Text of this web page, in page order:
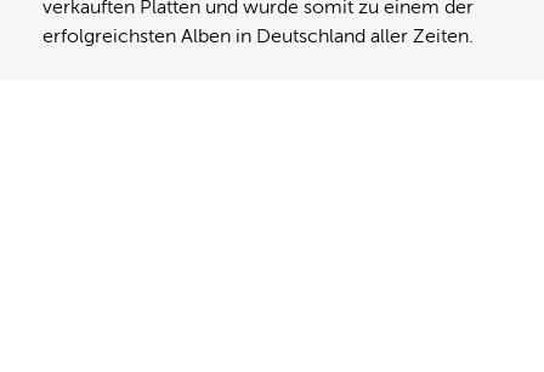
verkauften Platten und wurde somit zu einem der
erfolgreichsten Alben in Deutschland aller Zeiten.